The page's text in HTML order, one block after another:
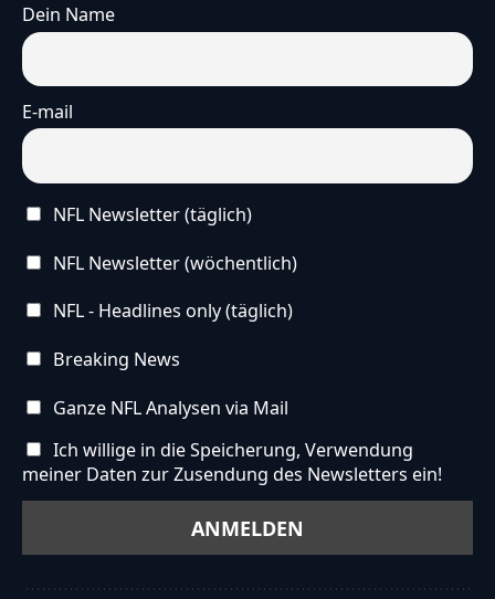
Dein Name
E-mail
NFL Newsletter (täglich)
NFL Newsletter (wöchentlich)
NFL - Headlines only (täglich)
Breaking News
Ganze NFL Analysen via Mail
Ich willige in die Speicherung, Verwendung
meiner Daten zur Zusendung des Newsletters ein!